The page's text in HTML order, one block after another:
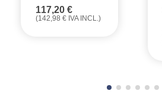
117,20 €
(142,98 € IVA INCL.)